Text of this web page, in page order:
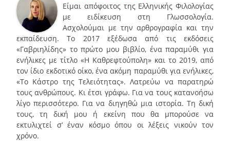
Είμαι απόφοιτος της Ελληνικής Φιλολογίας
με ειδίκευση στη Γλωσσολογία.
Ασχολούμαι με την αρθρογραφία και την
εκπαίδευση. Το 2017 εξέδωσα από τις εκδόσεις
«Γαβριηλίδης» το πρώτο μου βιβλίο, ένα παραμύθι για
ενήλικες με τίτλο «Η Καθρεφτούπολη» και το 2019, από
τον ίδιο εκδοτικό οίκο, ένα ακόμη παραμύθι για ενήλικες,
«Το Κάστρο της Τελειότητας». Λατρεύω να παρατηρώ
τους ανθρώπους. Κι έτσι γράφω. Για να τους κατανοήσω
λίγο περισσότερο. Για να διηγηθώ μια ιστορία. Τη δική
τους, τη δική μου ή εκείνη που θα μπορούσε να
εκτυλιχτεί σ’ έναν κόσμο όπου οι λέξεις νικούν τον
χρόνο.